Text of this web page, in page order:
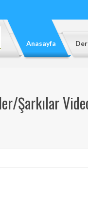
Anasayfa
Şarkılar